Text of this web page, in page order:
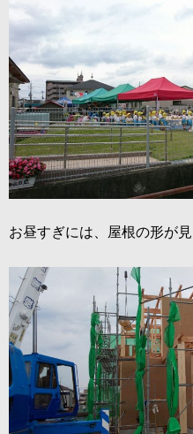
お昼すぎには、屋根の形が見